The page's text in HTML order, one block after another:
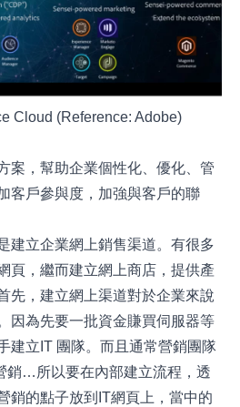
Cloud (Reference: Adobe)
案，幫助企業個性化、優化、管
客戶參與度，加強與客戶的聯
建立企業網上銷售渠道。有很多
頁，繼而建立網上商店，提供產
先，建立網上渠道對於企業來說
因為先要一批資金賺買伺服器等
建立IT 團隊。而且通常營銷團隊
銷…所以要在內部建立流程，透
銷的點子放到IT網頁上，當中的